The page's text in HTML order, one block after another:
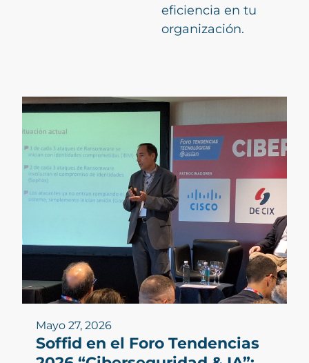
eficiencia en tu
organización.
Mayo 27, 2026
Soffid en el Foro Tendencias